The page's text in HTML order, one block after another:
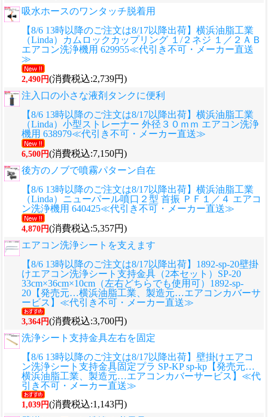
吸水ホースのワンタッチ脱着用
【8/6 13時以降のご注文は8/17以降出荷】横浜油脂工業
（Linda）カムロックカップリング １/２ネジ １／２ＡＢ
エアコン洗浄機用 629955≪代引き不可・メーカー直送
≫
2,490円(消費税込:2,739円)
注入口の小さな液剤タンクに便利
【8/6 13時以降のご注文は8/17以降出荷】横浜油脂工業
（Linda）小型ストレーナー 外径３０ｍｍ エアコン洗浄
機用 638979≪代引き不可・メーカー直送≫
6,500円(消費税込:7,150円)
後方のノブで噴霧パターン自在
【8/6 13時以降のご注文は8/17以降出荷】横浜油脂工業
（Linda）ニューパール噴口２型 首振 ＰＦ１／４ エアコ
ン洗浄機用 640425≪代引き不可・メーカー直送≫
4,870円(消費税込:5,357円)
エアコン洗浄シートを支えます
【8/6 13時以降のご注文は8/17以降出荷】1892-sp-20壁掛
けエアコン洗浄シート支持金具（2本セット）SP-20
33cm×36cm×10cm（左右どちらでも使用可）1892-sp-
20【発売元…横浜油脂工業、製造元…エアコンカバーサ
ービス】≪代引き不可・メーカー直送≫
3,364円(消費税込:3,700円)
洗浄シート支持金具左右を固定
【8/6 13時以降のご注文は8/17以降出荷】壁掛けエアコ
ン洗浄シート支持金具固定プラ SP-KP sp-kp【発売元…
横浜油脂工業、製造元…エアコンカバーサービス】≪代
引き不可・メーカー直送≫
1,039円(消費税込:1,143円)